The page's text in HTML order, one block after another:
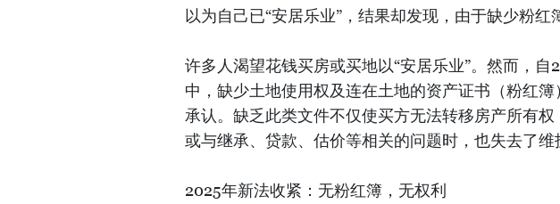
以为自己已“安居乐业”，结果却发现，由于缺少粉红
许多人渴望花钱买房或买地以“安居乐业”。然而，
中，缺少土地使用权及连在土地的资产证书（粉红
承认。缺乏此类文件不仅使买方无法转移房产所有
或与继承、贷款、估价等相关的问题时，也失去了维
2025年新法收紧：无粉红簿，无权利